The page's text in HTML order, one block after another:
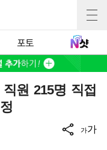
포토
원 215명 직접
가가